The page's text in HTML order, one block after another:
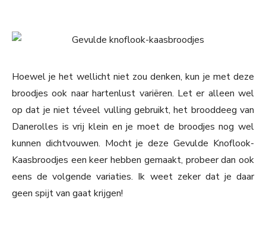
Hoewel je het wellicht niet zou denken, kun je met deze
broodjes ook naar hartenlust variëren. Let er alleen wel
op dat je niet téveel vulling gebruikt, het brooddeeg van
Danerolles is vrij klein en je moet de broodjes nog wel
kunnen dichtvouwen. Mocht je deze Gevulde Knoflook-
Kaasbroodjes een keer hebben gemaakt, probeer dan ook
eens de volgende variaties. Ik weet zeker dat je daar
geen spijt van gaat krijgen!